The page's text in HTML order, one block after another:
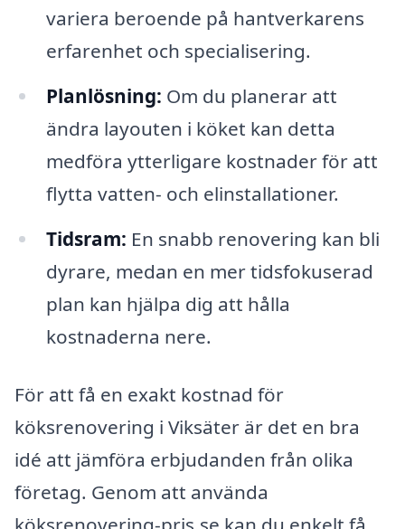
variera beroende på hantverkarens
erfarenhet och specialisering.
Planlösning: Om du planerar att
ändra layouten i köket kan detta
medföra ytterligare kostnader för att
flytta vatten- och elinstallationer.
Tidsram: En snabb renovering kan bli
dyrare, medan en mer tidsfokuserad
plan kan hjälpa dig att hålla
kostnaderna nere.
För att få en exakt kostnad för
köksrenovering i Viksäter är det en bra
idé att jämföra erbjudanden från olika
företag. Genom att använda